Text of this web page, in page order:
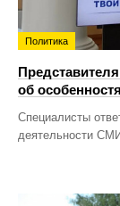
Политика
об
Специалисты
деятельности